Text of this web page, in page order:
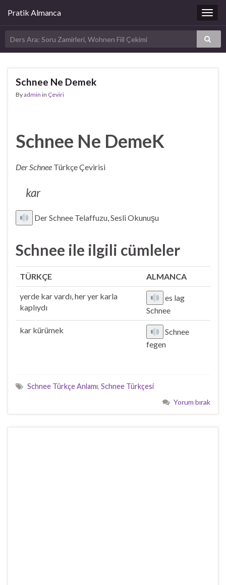
Pratik Almanca
Schnee Ne Demek
Byadmin in Çeviri
Schnee Ne DemeK
Der Schnee Türkçe Çevirisi
kar
Der Schnee Telaffuzu, Sesli Okunuşu
Schnee ile ilgili cümleler
TÜRKÇE ALMANCA
yerde kar vardı, her yer karla
kaplıydı
es lag
Schnee
kar kürümek
Schnee
fegen
Schnee Türkçe Anlamı, Schnee Türkçesi
Yorum bırak